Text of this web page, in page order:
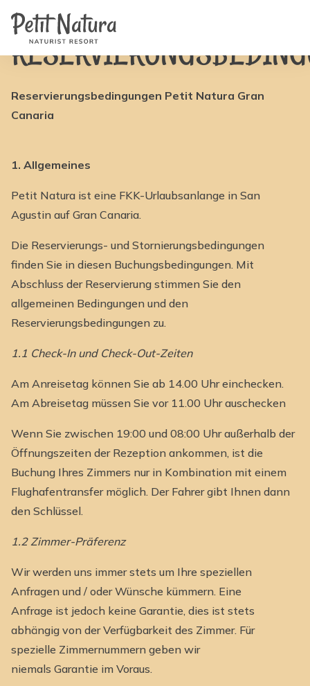
Zimmer
Fotos
Ausstattung
Kontakt
NL
IT
DE
Verfügbarkeit & Preise
Reservierungsbedingungen Petit Natura Gran
Canaria
1. Allgemeines
Petit Natura ist eine FKK-Urlaubsanlange in San
Agustin auf Gran Canaria.
Die Reservierungs- und Stornierungsbedingungen
finden Sie in diesen Buchungsbedingungen. Mit
Abschluss der Reservierung stimmen Sie den
allgemeinen Bedingungen und den
Reservierungsbedingungen zu.
1.1 Check-In und Check-Out-Zeiten
Am Anreisetag können Sie ab 14.00 Uhr einchecken.
Am Abreisetag müssen Sie vor 11.00 Uhr auschecken
Wenn Sie zwischen 19:00 und 08:00 Uhr außerhalb der
Öffnungszeiten der Rezeption ankommen, ist die
Buchung Ihres Zimmers nur in Kombination mit einem
Flughafentransfer möglich. Der Fahrer gibt Ihnen dann
den Schlüssel.
1.2 Zimmer-Präferenz
Wir werden uns immer stets um Ihre speziellen
Anfragen und / oder Wünsche kümmern. Eine
Anfrage ist jedoch keine Garantie, dies ist stets
abhängig von der Verfügbarkeit des Zimmer. Für
spezielle Zimmernummern geben wir
niemals Garantie im Voraus.